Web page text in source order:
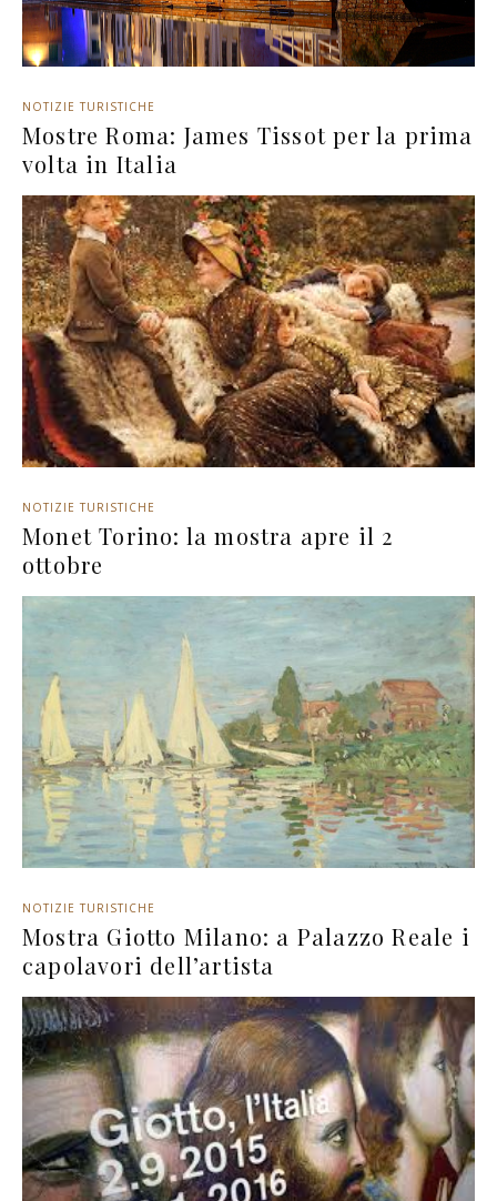
NOTIZIE TURISTICHE
Mostre Roma: James Tissot per la prima
volta in Italia
NOTIZIE TURISTICHE
Monet Torino: la mostra apre il 2
ottobre
NOTIZIE TURISTICHE
Mostra Giotto Milano: a Palazzo Reale i
capolavori dell’artista